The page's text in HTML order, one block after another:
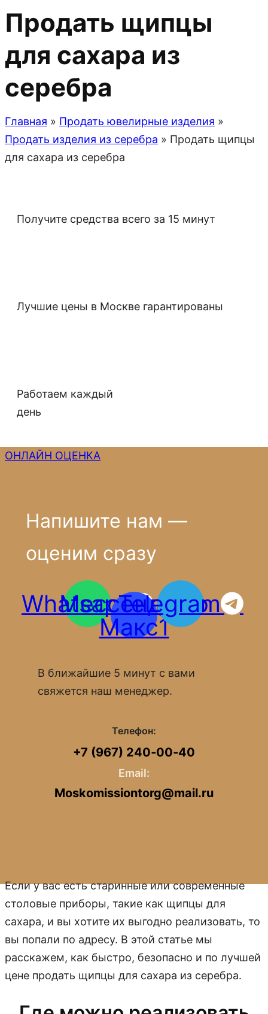
Продать щипцы
для сахара из
серебра
Главная » Продать ювелирные изделия »
Продать изделия из серебра » Продать щипцы
для сахара из серебра
Получите средства всего за 15 минут
Лучшие цены в Москве гарантированы
Работаем каждый
день
ОНЛАЙН ОЦЕНКА
Напишите нам —
оценим сразу
Whatsapp
Мессенджер
Макс1
Telegram
В ближайшие 5 минут с вами
свяжется наш менеджер.
Телефон:
+7 (967) 240‑00‑40
Email:
Moskomissiontorg@mail.ru
Если у вас есть старинные или современные
столовые приборы, такие как щипцы для
сахара, и вы хотите их выгодно реализовать, то
вы попали по адресу. В этой статье мы
расскажем, как быстро, безопасно и по лучшей
цене продать щипцы для сахара из серебра.